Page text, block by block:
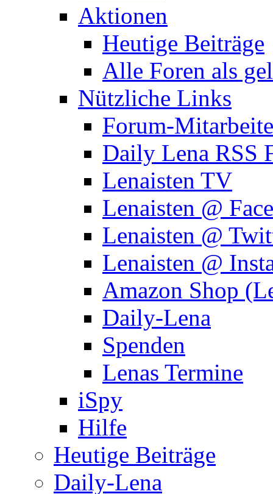
Aktionen
Heutige Beiträge
Alle Foren als
Nützliche Links
Forum-
Daily Lena RSS
Lenaisten TV
Lenaisten @
Lenaisten @
Lenaisten @
Amazon Shop
Daily-Lena
Spenden
Lenas Termine
iSpy
Hilfe
Heutige Beiträge
Daily-Lena